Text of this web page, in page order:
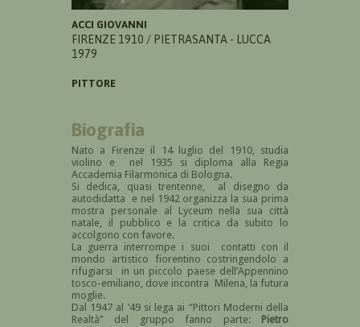
ACCI GIOVANNI
FIRENZE 1910 / PIETRASANTA - LUCCA
1979
PITTORE
Biografia
Nato a Firenze il 14 luglio del 1910, studia
violino e nel 1935 si diploma alla Regia
Accademia Filarmonica di Bologna.
Si dedica, quasi trentenne, al disegno da
autodidatta e nel 1942 organizza la sua prima
mostra personale al Lyceum nella sua città
natale, il pubblico e la critica da subito lo
accolgono con favore.
La guerra interrompe i suoi contatti con il
mondo artistico fiorentino costringendolo a
rifugiarsi in un piccolo paese dell’Appennino
tosco-emiliano, dove incontra Milena, la futura
moglie.
Dal 1947 al ‘49 si lega ai “Pittori Moderni della
Realtà” del gruppo fanno parte: Pietro